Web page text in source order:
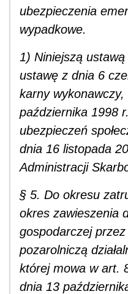
ubezpieczenia
wypadkowe.
1) Niniejszą
ustawę z dnia 6
karny
października 1998
ubezpieczeń
dnia 16 listopada
Administracji
§ 5. Do okresu
okres zawieszenia
gospodarczej
pozarolniczą
której mowa w art.
dnia 13